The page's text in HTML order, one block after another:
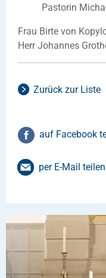
Pastorin
Frau Birte von
Herr Johannes
Zurück zur Liste
auf Facebook
per E-Mail teilen